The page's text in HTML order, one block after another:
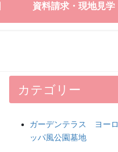
資料請求・現地見学
カテゴリー
ガーデンテラス ヨーロ
ッパ風公園墓地